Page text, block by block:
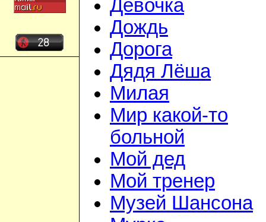
Девочка
Дождь
Дорога
Дядя Лёша
Милая
Мир какой-то
больной
Мой дед
Мой тренер
Музей Шансона